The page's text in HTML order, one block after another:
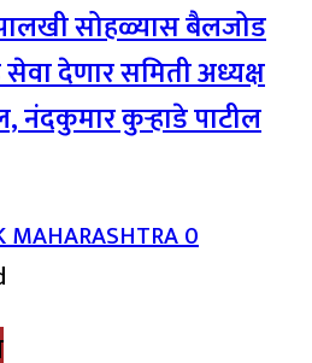
सोहळ्यास बैलजोड
देणार समिती अध्यक्ष
नंदकुमार कुऱ्हाडे पाटील
MAHARASHTRA0